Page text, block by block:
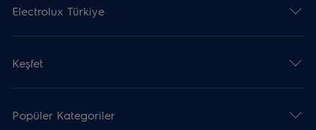
Electrolux Türkiye
Keşfet
Popüler Kategoriler